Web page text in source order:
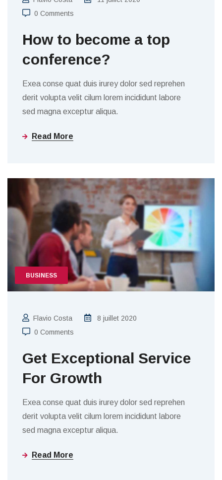
0 Comments
How to become a top
conference?
Exea conse quat duis irurey dolor sed reprehen
derit volupta velit cilum lorem incididunt labore
sed magna exceptur aliqua.
Read More
BUSINESS
Flavio Costa
8 juillet 2020
0 Comments
Get Exceptional Service
For Growth
Exea conse quat duis irurey dolor sed reprehen
derit volupta velit cilum lorem incididunt labore
sed magna exceptur aliqua.
Read More